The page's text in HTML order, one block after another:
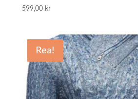
599,00 kr
Rea!